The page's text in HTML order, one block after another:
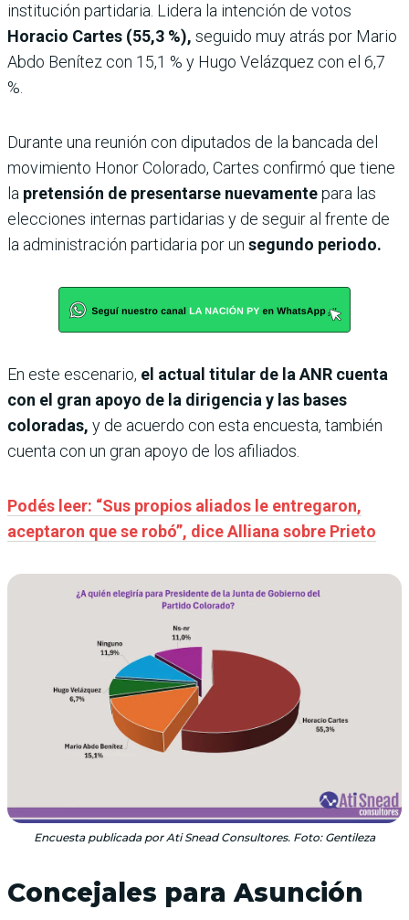
institución partidaria. Lidera la intención de votos
Horacio Cartes (55,3 %), seguido muy atrás por Mario
Abdo Benítez con 15,1 % y Hugo Velázquez con el 6,7
%.
Durante una reunión con diputados de la bancada del
movimiento Honor Colorado, Cartes confirmó que tiene
la pretensión de presentarse nuevamentepara las
elecciones internas partidarias y de seguir al frente de
la administración partidaria por un segundo periodo.
En este escenario, el actual titular de la ANR cuenta
con el gran apoyo de la dirigencia y las bases
coloradas, y de acuerdo con esta encuesta, también
cuenta con un gran apoyo de los afiliados.
Podés leer: “Sus propios aliados le entregaron,
aceptaron que se robó”, dice Alliana sobre Prieto
Encuesta publicada por Ati Snead Consultores. Foto: Gentileza
Concejales para Asunción